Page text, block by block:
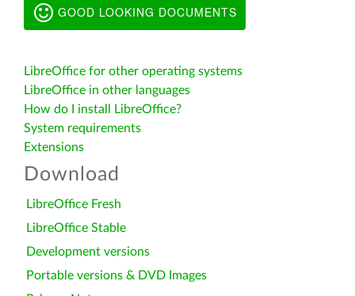
GOOD LOOKING DOCUMENTS
LibreOffice for other operating systems
LibreOffice in other languages
How do I install LibreOffice?
System requirements
Extensions
Download
LibreOffice Fresh
LibreOffice Stable
Development versions
Portable versions & DVD Images